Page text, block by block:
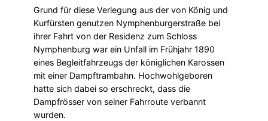
Grund für diese Verlegung aus der von König und
Kurfürsten genutzen Nymphenburgerstraße bei
ihrer Fahrt von der Residenz zum Schloss
Nymphenburg war ein Unfall im Frühjahr 1890
eines Begleitfahrzeugs der königlichen Karossen
mit einer Dampftrambahn. Hochwohlgeboren
hatte sich dabei so erschreckt, dass die
Dampfrösser von seiner Fahrroute verbannt
wurden.